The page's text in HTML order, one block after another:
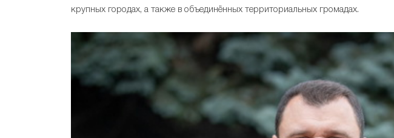
крупных городах, а также в объединённых территориальных громадах.